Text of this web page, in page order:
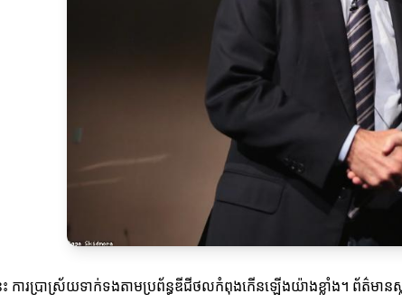
ការប្រាស្រ័យទាក់ទងតាមប្រព័ន្ធឌីជីថលកំពុងកើនឡើងយ៉ាងខ្លាំង។ ព័ត៌ម